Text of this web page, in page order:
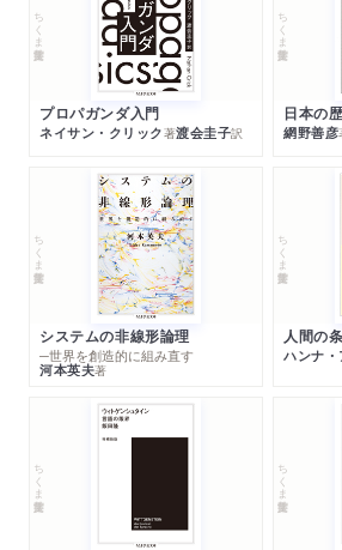
ちくま学芸文庫
プロパガンダ入門
ネイサン・クリック著渡会圭子訳
ちくま学芸文庫
日本の
網野善彦
ちくま学芸文庫
システムの非線形論理
─世界を創造的に組み直す
河本英夫著
ちくま学芸文庫
人間の
ハンナ・
ちくま学芸文庫 ちくま学芸文庫